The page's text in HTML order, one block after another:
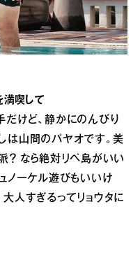
満喫して
だけど、静かにのんびり
は山間のパヤオです。美
？ なら絶対リペ島がいい
ノーケル遊びもいいけ
人すぎるってリョウタに